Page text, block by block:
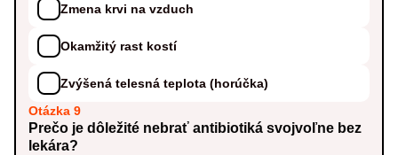
Zmena krvi na vzduch
Okamžitý rast kostí
Zvýšená telesná teplota (horúčka)
Otázka 9
Prečo je dôležité nebrať antibiotiká svojvoľne bez
lekára?